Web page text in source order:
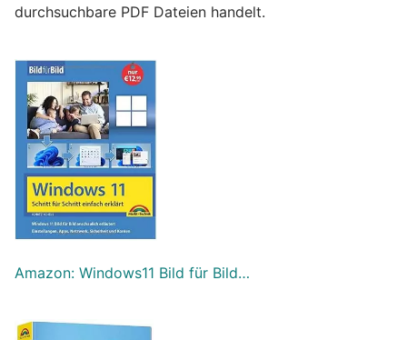
durchsuchbare PDF Dateien handelt.
Amazon: Windows11 Bild für Bild…